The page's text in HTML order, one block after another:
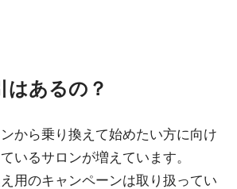
はあるの？
から乗り換えて始めたい方に向け
いるサロンが増えています。
用のキャンペーンは取り扱ってい